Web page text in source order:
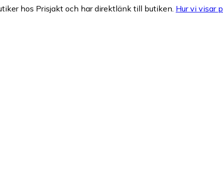
hos Prisjakt och har direktlänk till butiken. Hur vi visar